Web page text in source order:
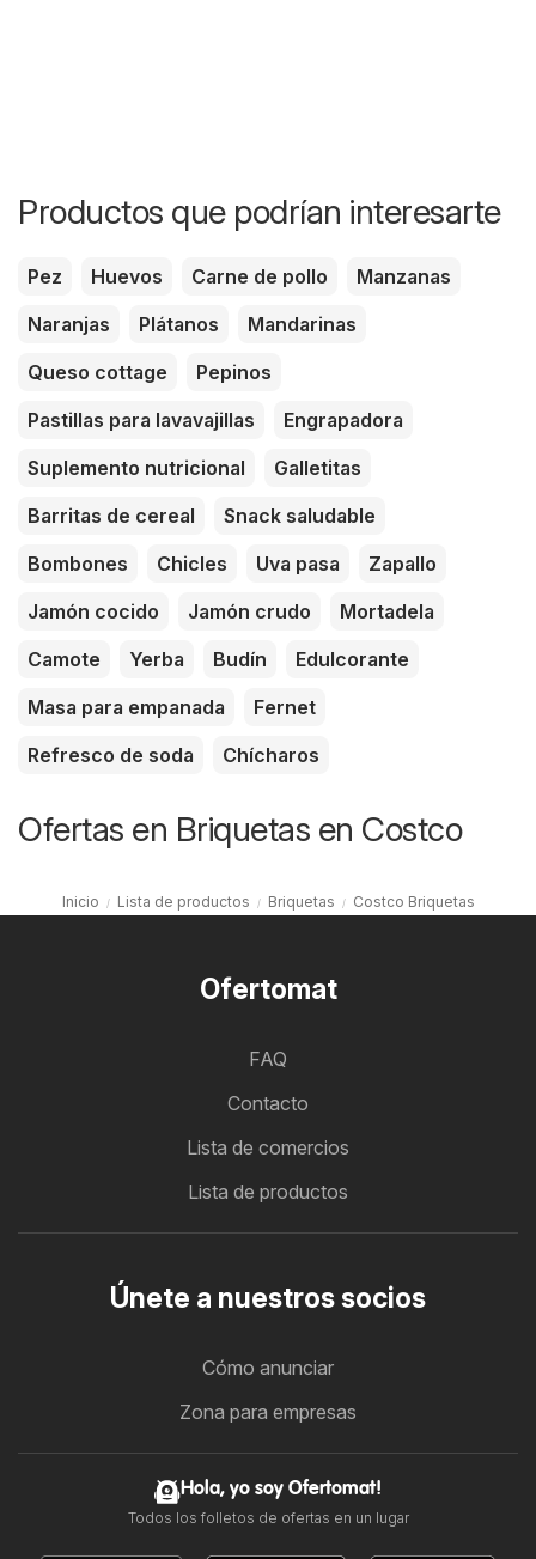
Productos que podrían interesarte
Pez Huevos Carne de pollo
Manzanas
Naranjas
Plátanos
Mandarinas
Queso cottage
Pepinos
Pastillas para lavavajillas
Engrapadora
Suplemento nutricional
Galletitas
Barritas de cereal
Snack saludable
Bombones
Chicles Uva pasa
Zapallo
Jamón cocido
Jamón crudo
Mortadela
Camote
Yerba Budín
Edulcorante
Masa para empanada
Fernet
Refresco de soda
Chícharos
Ofertas en Briquetas en Costco
Inicio Lista de productos Briquetas Costco Briquetas
Ofertomat
FAQ
Contacto
Lista de comercios
Lista de productos
Únete a nuestros socios
Cómo anunciar
Zona para empresas
Hola, yo soy Ofertomat!
Todos los folletos de ofertas en un lugar